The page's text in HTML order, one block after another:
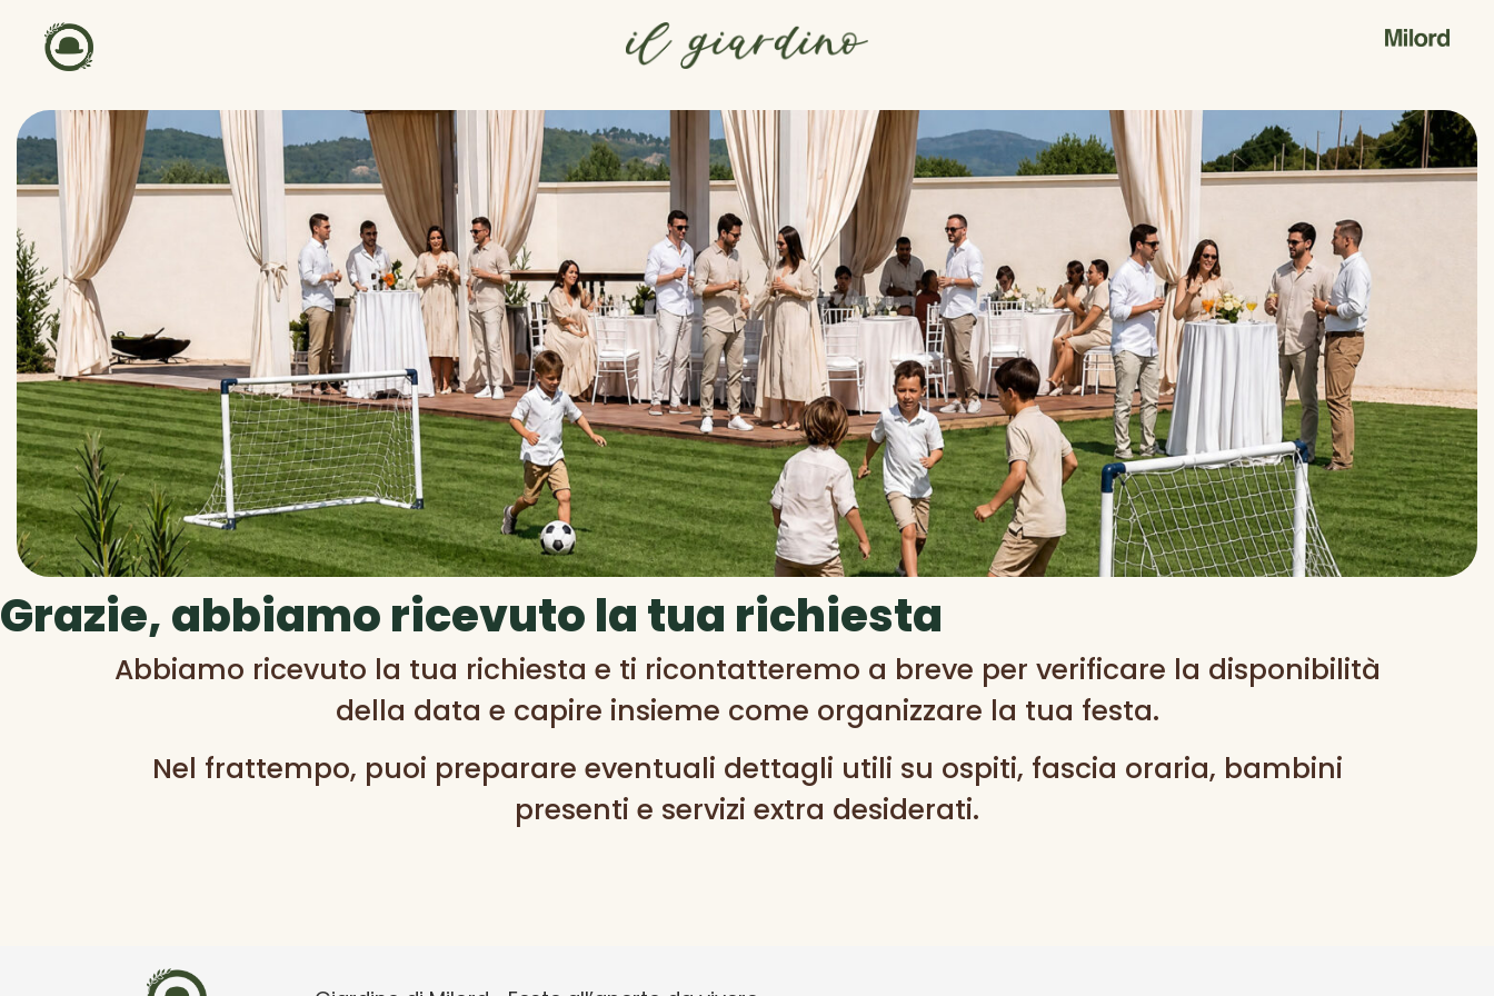
Grazie, abbiamo ricevuto la tua richiesta
Abbiamo ricevuto la tua richiesta e ti ricontatteremo a breve per verificare la disponibilità
della data e capire insieme come organizzare la tua festa.
Nel frattempo, puoi preparare eventuali dettagli utili su ospiti, fascia oraria, bambini
presenti e servizi extra desiderati.